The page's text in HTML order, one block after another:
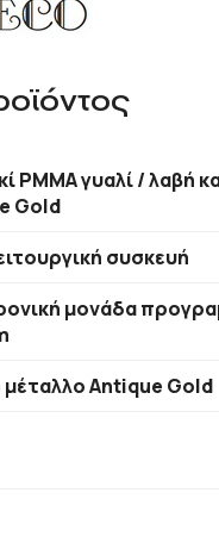
PMMA γυαλί / λαβή
Gold
συσκευή
μονάδα
Antique Gold